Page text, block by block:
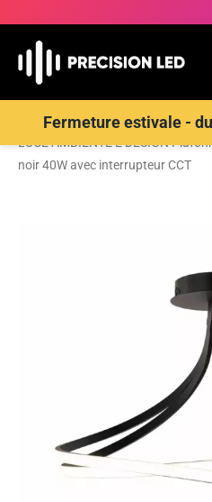
Fermeture estivale -
Accueil>Boutique>ECLAIRAGE
LUCE AMBIENTE E DESIGN
noir 40W avec interrupteur CCT